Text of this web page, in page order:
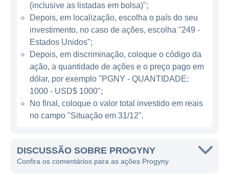
principalmente por meio de contratos com
empregadores que oferecem planos de
benefícios para tratamentos de fertilidade
como parte de seus pacotes de saúde para
funcionários. Isso significa que a Progyny
trabalha em estreita colaboração com
empresas, ajudando-as a implementar e
gerir programas que apoiam seus
colaboradores na jornada da fertilidade.
ATUAÇÃO DA PROGYNY
A Progyny se destaca por sua abordagem
(inclusive as listadas em bolsa)";
Depois, em localização, escolha o país do seu
investimento, no caso de ações, escolha "249 -
Estados Unidos";
Depois, em discriminação, coloque o código da
ação, a quantidade de ações e o preço pago em
dólar, por exemplo "PGNY - QUANTIDADE:
1000 - USD$ 1000";
No final, coloque o valor total investido em reais
no campo "Situação em 31/12".
DISCUSSÃO SOBRE PROGYNY
Confira os comentários para as ações Progyny